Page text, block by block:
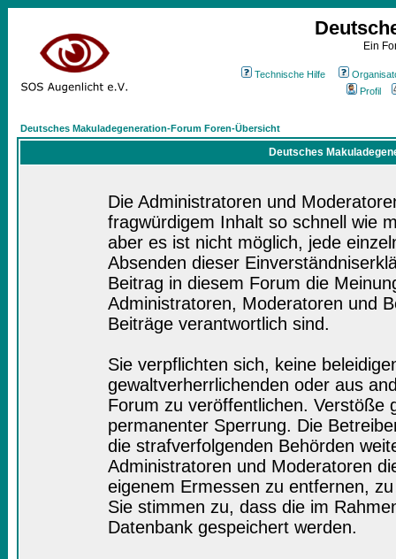
Ein
Technische Hilfe
Profil
Deutsches Makuladegeneration-Forum Foren-Übersicht
Deutsches
Die Administratoren und
fragwürdigem Inhalt so schnell wie
aber es ist nicht möglich, jede
Absenden dieser
Beitrag in diesem Forum die
Administratoren, Moderatoren und
Beiträge verantwortlich sind.
Sie verpflichten sich, keine
gewaltverherrlichenden oder aus
Forum zu veröffentlichen. Verstöße
permanenter Sperrung. Die
die strafverfolgenden Behörden
Administratoren und Moderatoren
eigenem Ermessen zu entfernen,
Sie stimmen zu, dass die im
Datenbank gespeichert werden.